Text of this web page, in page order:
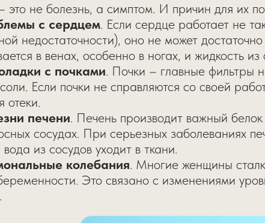
это не болезнь, а симптом. И причин для их
с сердцем. Если сердце работает не
недостаточности), оно не может
в венах, особенно в ногах, и жидкость
с почками. Почки – главные фильтры
Если почки не справляются со своей
отеки.
печени. Печень производит важный
сосудах. При серьезных заболеваниях
из сосудов уходит в ткани.
колебания. Многие женщины
Это связано с изменениями